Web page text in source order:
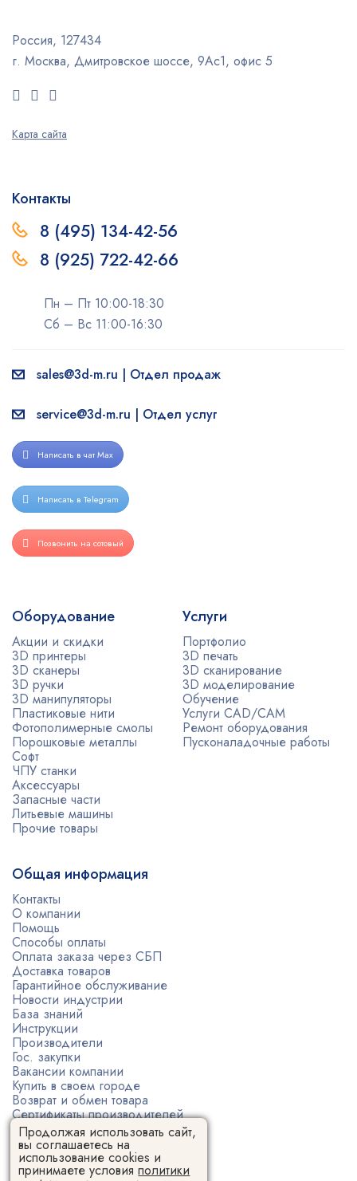
Россия, 127434
г. Москва, Дмитровское шоссе, 9Ас1, офис 5
Карта сайта
Контакты
8 (495) 134-42-56
8 (925) 722-42-66
Пн – Пт 10:00-18:30
Сб – Вс 11:00-16:30
sales@3d-m.ru | Отдел продаж
service@3d-m.ru | Отдел услуг
Написать в чат Max
Написать в Telegram
Позвонить на сотовый
Оборудование
Акции и скидки
3D принтеры
3D сканеры
3D ручки
3D манипуляторы
Пластиковые нити
Фотополимерные смолы
Порошковые металлы
Софт
ЧПУ станки
Аксессуары
Запасные части
Литьевые машины
Прочие товары
Услуги
Портфолио
3D печать
3D сканирование
3D моделирование
Обучение
Услуги CAD/CAM
Ремонт оборудования
Пусконаладочные работы
Общая информация
Контакты
О компании
Помощь
Способы оплаты
Оплата заказа через СБП
Доставка товаров
Гарантийное обслуживание
Новости индустрии
База знаний
Инструкции
Производители
Гос. закупки
Вакансии компании
Купить в своем городе
Возврат и обмен товара
Сертификаты производителей
Политика конфиденциальности
Пользовательское соглашение
Продолжая использовать сайт,
вы соглашаетесь на
использование cookies и
принимаете условияполитики